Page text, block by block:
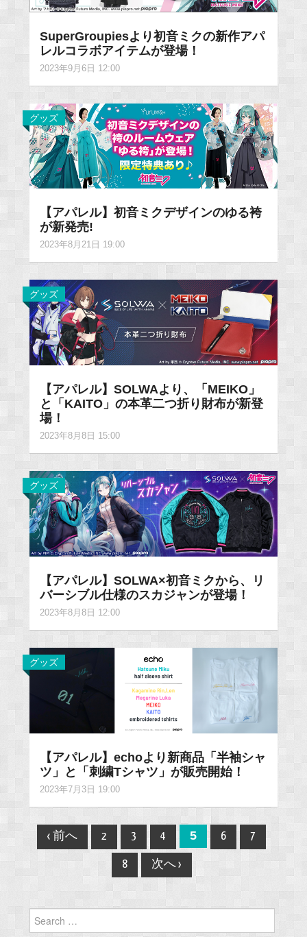
SuperGroupiesより初音ミクの新作アパ
レルコラボアイテムが登場！
2023年9月6日 12:00
グッズ
【アパレル】初音ミクデザインのゆる袴
が新発売!
2023年8月21日 19:00
グッズ
【アパレル】SOLWAより、「MEIKO」
と「KAITO」の本革二つ折り財布が新登
場！
2023年8月8日 15:00
グッズ
【アパレル】SOLWA×初音ミクから、リ
バーシブル仕様のスカジャンが登場！
2023年8月8日 12:00
グッズ
【アパレル】echoより新商品「半袖シャ
ツ」と「刺繍Tシャツ」が販売開始！
2023年7月3日 19:00
Post
navigation
‹ 前へ 2 3 4 5 6 7
8 次へ ›
for: